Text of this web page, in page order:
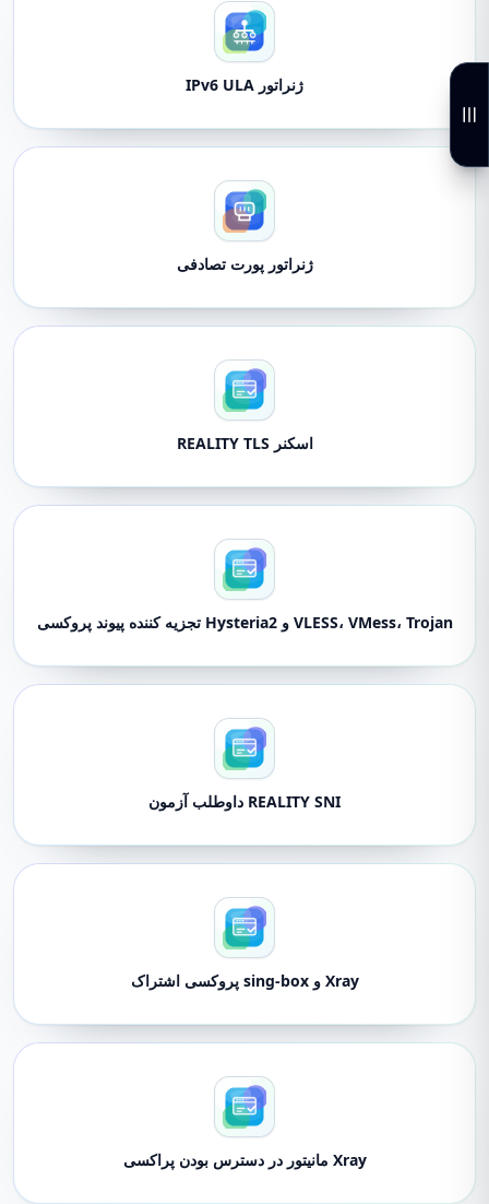
ژنراتور IPv6 ULA
ژنراتور پورت تصادفی
اسکنر REALITY TLS
VLESS، VMess، Trojan و Hysteria2 تجزیه کننده پیوند پروکسی
REALITY SNI داوطلب آزمون
Xray و sing-box پروکسی اشتراک
Xray مانیتور در دسترس بودن پراکسی